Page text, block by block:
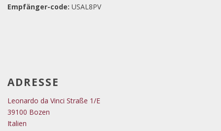
Empfänger-code: USAL8PV
ADRESSE
Leonardo da Vinci Straße 1/E
39100 Bozen
Italien